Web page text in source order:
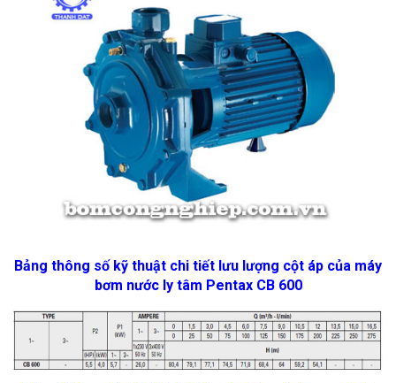
Bảng thông số kỹ thuật chi tiết lưu lượng cột áp của máy
bơm nước ly tâm Pentax CB 600